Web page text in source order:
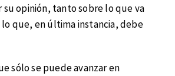
su opinión, tanto sobre lo que va
que, en última instancia, debe
sólo se puede avanzar en